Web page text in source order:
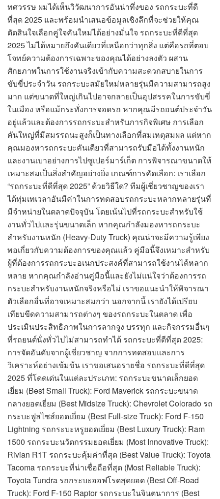
ทศวรรษ ผมได้เห็นวิวัฒนาการอันน่าทึ่งของ รถกระบะที่ดี
ที่สุด 2025 และพร้อมนำเสนอข้อมูลเชิงลึกที่จะช่วยให้คุณ
ตัดสินใจเลือกคู่ใจคันใหม่ได้อย่างมั่นใจ รถกระบะที่ดีที่สุด
2025 ไม่ได้หมายถึงคันเดียวที่เหนือกว่าทุกสิ่ง แต่คือรถที่ตอบ
โจทย์ความต้องการเฉพาะของคุณได้อย่างลงตัว ผสาน
ศักยภาพในการใช้งานจริงเข้ากับความสะดวกสบายในการ
ขับขี่ประจำวัน รถกระบะสมัยใหม่หลายรุ่นมีความสามารถสูง
มาก แต่ขนาดที่ใหญ่เกินไปอาจกลายเป็นอุปสรรคในการขับขี่
ในเมือง หรือแม้กระทั่งการจอดรถ หากคุณมีรถยนต์ประจำวัน
อยู่แล้วและต้องการรถกระบะสำหรับภารกิจพิเศษ การเลือก
คันใหญ่ที่มีสมรรถนะสูงก็เป็นทางเลือกที่สมเหตุสมผล แต่หาก
คุณมองหารถกระบะคันเดียวที่สามารถรับมือได้ทั้งงานหนัก
และงานเบาอย่างการไปซูเปอร์มาร์เก็ต การพิจารณาขนาดให้
เหมาะสมเป็นสิ่งสำคัญอย่างยิ่ง เกณฑ์การคัดเลือก: เราเลือก
“รถกระบะที่ดีที่สุด 2025” ด้วยวิธีใด? ทีมผู้เชี่ยวชาญของเรา
ได้ทุ่มเทเวลาอันมีค่าในการทดสอบรถกระบะหลากหลายรุ่นที่
มีจำหน่ายในตลาดปัจจุบัน โดยเน้นไปที่รถกระบะสำหรับใช้
งานทั่วไปและรุ่นขนาดเล็ก หากคุณกำลังมองหารถกระบะ
สำหรับงานหนัก (Heavy-Duty Truck) คุณน่าจะมีความรู้เพียง
พอเกี่ยวกับความต้องการของคุณแล้ว คู่มือนี้จึงเหมาะสำหรับ
ผู้ที่ต้องการรถกระบะอเนกประสงค์ที่สามารถใช้งานได้หลาก
หลาย หากคุณกำลังอ่านคู่มือนี้และยังไม่แน่ใจว่าต้องการรถ
กระบะสำหรับงานหนักจริงหรือไม่ เราขอแนะนำให้พิจารณา
ตัวเลือกอื่นที่อาจเหมาะสมกว่า นอกจากนี้ เรายังได้เปรียบ
เทียบขีดความสามารถต่างๆ ของรถกระบะในตลาด เพื่อ
ประเมินประสิทธิภาพในการลากจูง บรรทุก และกิจกรรมอื่นๆ
ที่รถยนต์นั่งทั่วไปไม่สามารถทำได้ รถกระบะที่ดีที่สุด 2025:
การจัดอันดับจากผู้เชี่ยวชาญ จากการทดสอบและการ
วิเคราะห์อย่างเข้มข้น เราขอเสนอรายชื่อ รถกระบะที่ดีที่สุด
2025 ที่โดดเด่นในแต่ละประเภท: รถกระบะขนาดเล็กยอด
เยี่ยม (Best Small Truck): Ford Maverick รถกระบะขนาด
กลางยอดเยี่ยม (Best Midsize Truck): Chevrolet Colorado รถ
กระบะฟูลไซส์ยอดเยี่ยม (Best Full-size Truck): Ford F-150
Lightning รถกระบะหรูยอดเยี่ยม (Best Luxury Truck): Ram
1500 รถกระบะนวัตกรรมยอดเยี่ยม (Most Innovative Truck):
Rivian R1T รถกระบะคุ้มค่าที่สุด (Best Value Truck): Toyota
Tacoma รถกระบะที่น่าเชื่อถือที่สุด (Most Reliable Truck):
Toyota Tundra รถกระบะออฟโรดสุดยอด (Best Off-Road
Truck): Ford F-150 Raptor รถกระบะในจินตนาการ (Best